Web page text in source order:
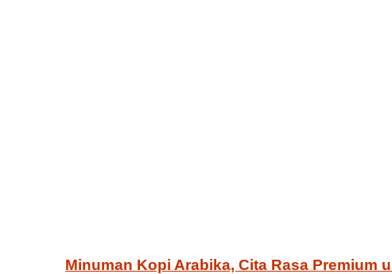
Minuman Kopi Arabika, Cita Rasa Premium